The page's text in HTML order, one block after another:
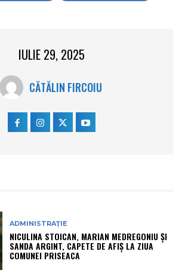
IULIE 29, 2025
CĂTĂLIN FIRCOIU
ADMINISTRAȚIE
NICULINA STOICAN, MARIAN MEDREGONIU ȘI
SANDA ARGINT, CAPETE DE AFIȘ LA ZIUA
COMUNEI PRISEACA